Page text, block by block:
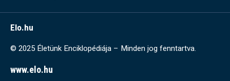
Elo.hu
© 2025 Életünk Enciklopédiája – Minden jog fenntartva.
www.elo.hu